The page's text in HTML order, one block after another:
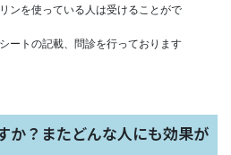
ンを使っている人は受けることがで
ートの記載、問診を行っております
か？またどんな人にも効果が